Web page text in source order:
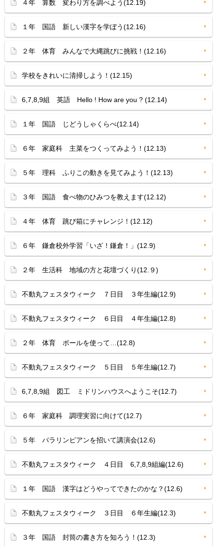
４年 算数 変わり方を調べよう(12.19)
１年 国語 新しい漢字を学ぼう(12.16)
２年 体育 みんなで大縄跳びに挑戦！(12.16)
学校をきれいに清掃しよう！(12.15)
6,7,8,9組 英語 Hello ! How are you ? (12.14)
１年 国語 じどうしゃくらべ(12.14)
６年 家庭科 主菜をつくってみよう！(12.13)
５年 理科 ふりこの動きを見てみよう！(12.13)
３年 国語 食べ物のひみつを教えます(12.12)
４年 体育 跳び箱にチャレンジ！(12.12)
６年 鎌倉校外学習「いざ！鎌倉！」(12.9)
２年 生活科 地域の方と花壇づくり(12.９)
不動丸フェスタウィーク ７日目 ３年生編(12.9)
不動丸フェスタウィーク ６日目 ４年生編(12.8)
２年 体育 ボールを使って…(12.8)
不動丸フェスタウィーク ５日目 ５年生編(12.7)
6,7,8,9組 図工 ミドリンハウスへようこそ(12.7)
６年 家庭科 調理実習に向けて(12.7)
５年 パラリンピアンを招いて講演会(12.6)
不動丸フェスタウィーク ４日目 6,7,8,9組編(12.6)
１年 国語 漢字はどうやってできたのかな？(12.6)
不動丸フェスタウィーク ３日目 ６年生編(12.3)
３年 国語 封筒の書き方を知ろう！(12.3)